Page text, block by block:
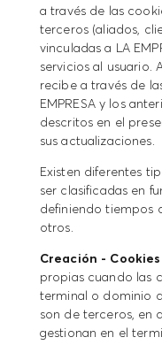
a través de las
terceros (aliados,
vinculadas a LA
servicios al usuario.
recibe a través de
EMPRESA y los
descritos en el
sus actualizaciones.
Existen diferentes
ser clasificadas en
definiendo tiempos
otros.
Creación -
propias cuando las
terminal o dominio
son de terceros, en
gestionan en el